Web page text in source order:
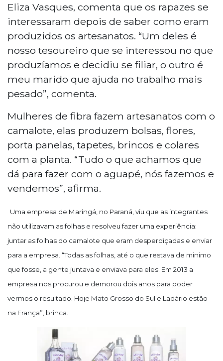
Eliza Vasques, comenta que os rapazes se
interessaram depois de saber como eram
produzidos os artesanatos. “Um deles é
nosso tesoureiro que se interessou no que
produzíamos e decidiu se filiar, o outro é
meu marido que ajuda no trabalho mais
pesado”, comenta.
Mulheres de fibra fazem artesanatos com o
camalote, elas produzem bolsas, flores,
porta panelas, tapetes, brincos e colares
com a planta. “Tudo o que achamos que
dá para fazer com o aguapé, nós fazemos e
vendemos”, afirma.
Uma empresa de Maringá, no Paraná, viu que as integrantes
não utilizavam as folhas e resolveu fazer uma experiência:
juntar as folhas do camalote que eram desperdiçadas e enviar
para a empresa. “Todas as folhas, até o que restava de minimo
que fosse, a gente juntava e enviava para eles. Em 2013 a
empresa nos procurou e demorou dois anos para poder
vermos o resultado. Hoje Mato Grosso do Sul e Ladário estão
na França”, brinca.